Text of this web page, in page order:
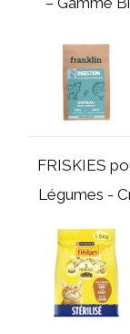
FRISKIES
Légumes -